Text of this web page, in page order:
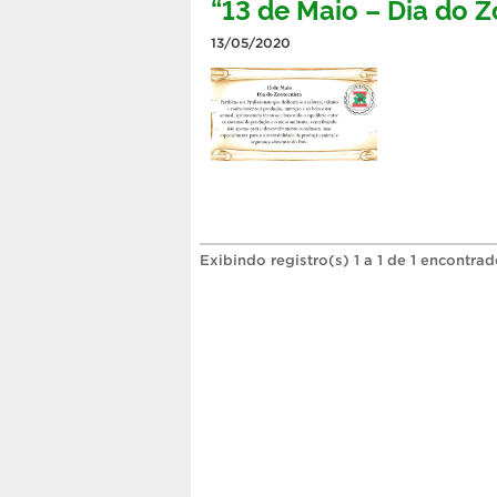
“13 de Maio – Dia do
13/05/2020
Exibindo registro(s) 1 a 1 de 1